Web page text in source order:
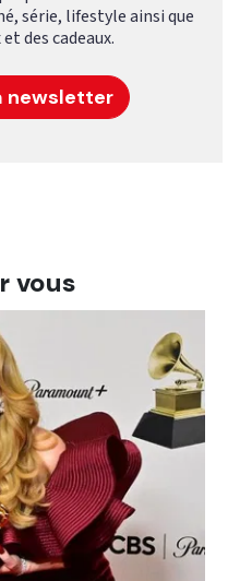
série, lifestyle ainsi que
des cadeaux.
newsletter
vous